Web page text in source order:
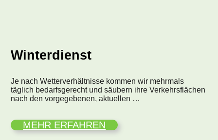
Winterdienst
Je nach Wetterverhältnisse kommen wir mehrmals
täglich bedarfsgerecht und säubern ihre Verkehrsflächen
nach den vorgegebenen, aktuellen …
MEHR ERFAHREN